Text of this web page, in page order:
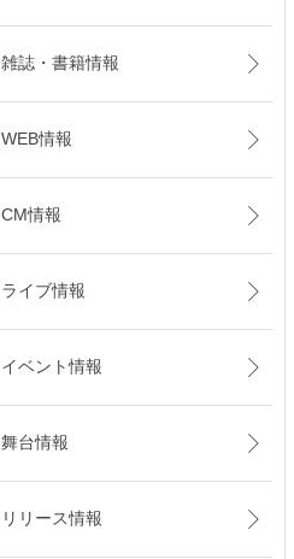
雑誌・書籍情報
WEB情報
CM情報
ライブ情報
イベント情報
舞台情報
リリース情報